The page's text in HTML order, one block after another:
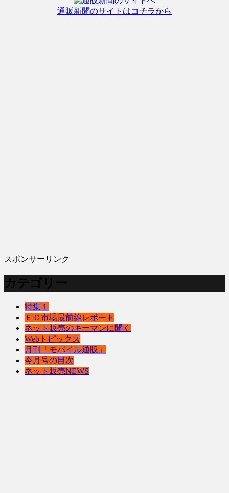
通販新聞のサイトはコチラから
スポンサーリンク
カテゴリー
特集１
ＥＣ市場最前線レポート
ネット販売のキーマンに聞く
Webトピックス
月刊「モバイル通販」
今月号の目次
ネット販売NEWS